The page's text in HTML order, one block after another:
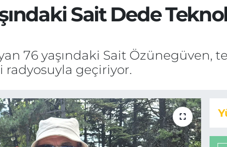
Sait Dede
76 yaşındaki Sait Özünegüven,
geçiriyor.